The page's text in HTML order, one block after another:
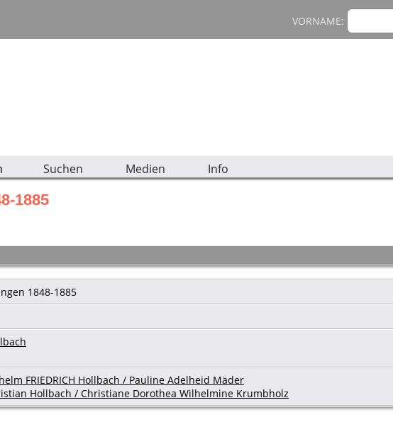
VORNAME:
Suchen Medien Info
1885
1848-1885
FRIEDRICH Hollbach / Pauline Adelheid Mäder
Hollbach / Christiane Dorothea Wilhelmine Krumbholz